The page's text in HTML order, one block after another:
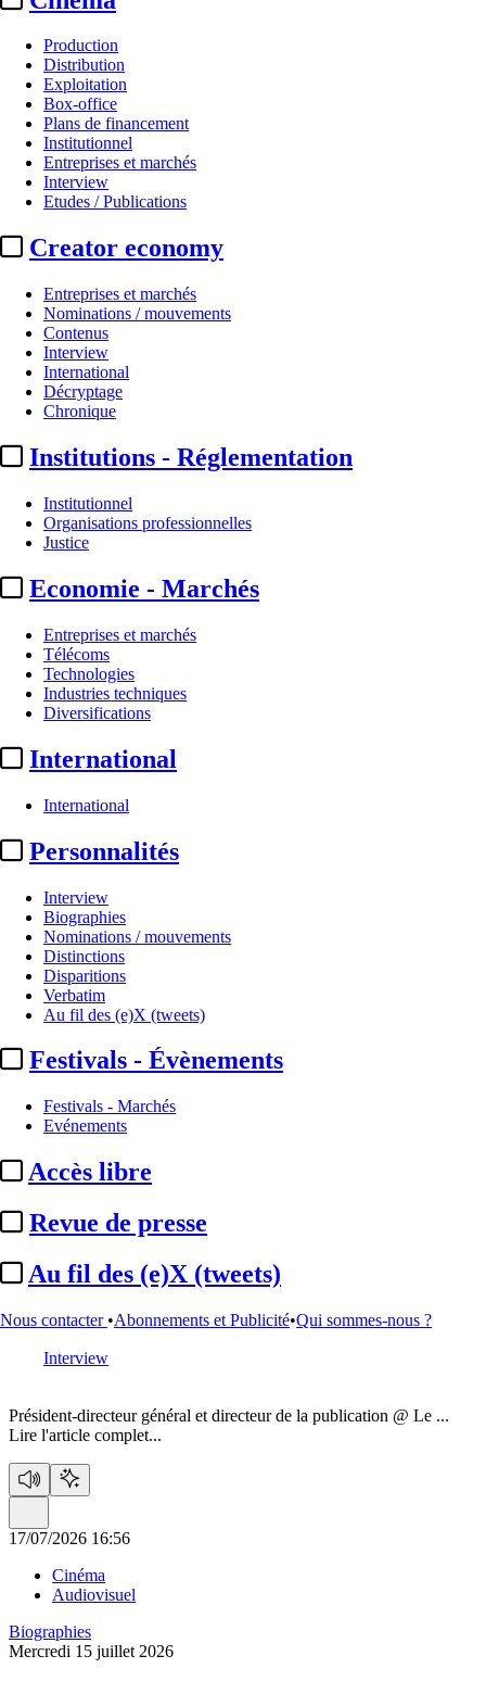
Production
Distribution
Exploitation
Box-office
Plans de financement
Institutionnel
Entreprises et marchés
Interview
Etudes / Publications
Creator economy
Entreprises et marchés
Nominations / mouvements
Contenus
Interview
International
Décryptage
Chronique
Institutions - Réglementation
Institutionnel
Organisations professionnelles
Justice
Economie - Marchés
Entreprises et marchés
Télécoms
Technologies
Industries techniques
Diversifications
International
International
Personnalités
Interview
Biographies
Nominations / mouvements
Distinctions
Disparitions
Verbatim
Au fil des (e)X (tweets)
Festivals - Évènements
Festivals - Marchés
Evénements
Accès libre
Revue de presse
Au fil des (e)X (tweets)
Nous contacter •Abonnements et Publicité•Qui sommes-nous ?
Interview
Biographies [6554 articles ]
Bertrand Gié
Président-directeur général et directeur de la publication @ Le ...
Lire l'article complet...
17/07/2026 16:56
Cinéma
Audiovisuel
Biographies
Mercredi 15 juillet 2026